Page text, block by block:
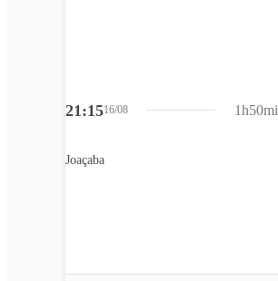
21:1516/08
Joaçaba